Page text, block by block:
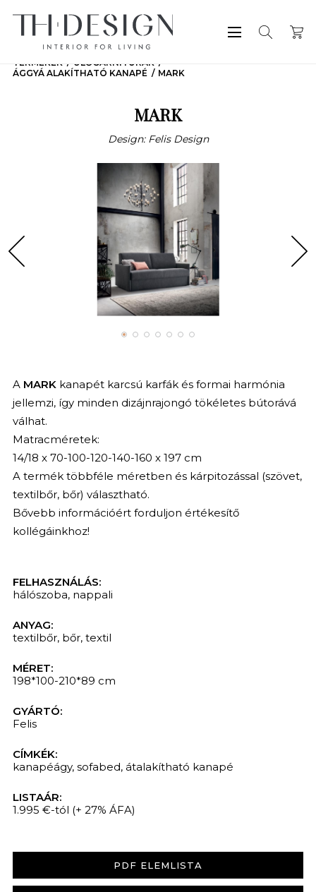
TERMÉKEK
ÜLŐGARNITÚRÁK
ÁGGYÁ ALAKÍTHATÓ KANAPÉ
MARK
MARK
Design: Felis Design
A MARKkanapét karcsú karfák és formai harmónia
jellemzi, így minden dizájnrajongó tökéletes bútorává
válhat.
Matracméretek:
14/18 x 70-100-120-140-160 x 197 cm
A termék többféle méretben és kárpitozással (szövet,
textilbőr, bőr) választható.
Bővebb információért forduljon értékesítő
kollégáinkhoz!
FELHASZNÁLÁS:
hálószoba, nappali
ANYAG:
textilbőr, bőr, textil
MÉRET:
198*100-210*89 cm
GYÁRTÓ:
Felis
CÍMKÉK:
kanapéágy, sofabed, átalakítható kanapé
LISTAÁR:
1.995 €-tól (+ 27% ÁFA)
PDF ELEMLISTA